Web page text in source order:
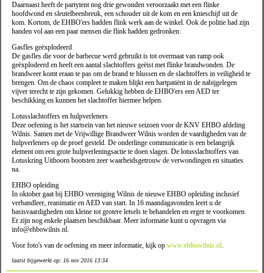
Daarnaast heeft de partytent nog drie gewonden veroorzaakt met een flinke
hoofdwond en sleutelbeenbreuk, een schouder uit de kom en een knieschijf uit de
kom. Kortom, de EHBO'ers hadden flink werk aan de winkel. Ook de politie had zijn
handen vol aan een paar mensen die flink hadden gedronken.
Gasfles geëxplodeerd
De gasfles die voor de barbecue werd gebruikt is tot overmaat van ramp ook
geëxplodeerd en heeft een aantal slachtoffers geëist met flinke brandwonden. De
brandweer komt eraan te pas om de brand te blussen en de slachtoffers in veiligheid te
brengen. Om de chaos compleet te maken blijkt een hartpatiënt in de nabijgelegen
vijver terecht te zijn gekomen. Gelukkig hebben de EHBO'ers een AED ter
beschikking en kunnen het slachtoffer hiermee helpen.
Lotusslachtoffers en hulpverleners
Deze oefening is het startsein van het nieuwe seizoen voor de KNV EHBO afdeling
Wilnis. Samen met de Vrijwillige Brandweer Wilnis worden de vaardigheden van de
hulpverleners op de proef gesteld. De onderlinge communicatie is een belangrijk
element om een grote hulpverleningsactie te doen slagen. De lotusslachtoffers van
Lotuskring Uithoorn bootsten zeer waarheidsgetrouw de verwondingen en situaties
na.
EHBO opleiding
In oktober gaat bij EHBO vereniging Wilnis de nieuwe EHBO opleiding inclusief
verbandleer, reanimatie en AED van start. In 16 maandagavonden leert u de
basisvaardigheden om kleine tot grotere letsels te behandelen en erger te voorkomen.
Er zijn nog enkele plaatsen beschikbaar. Meer informatie kunt u opvragen via
info@ehbowilnis.nl.
Voor foto's van de oefening en meer informatie, kijk op www.ehbowilnis.nl.
laatst bijgewerkt op: 16 nov 2016 13:34